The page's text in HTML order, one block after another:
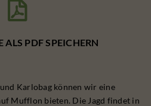

ALS PDF SPEICHERN
Karlobag können wir eine
Mufflon bieten. Die Jagd findet in